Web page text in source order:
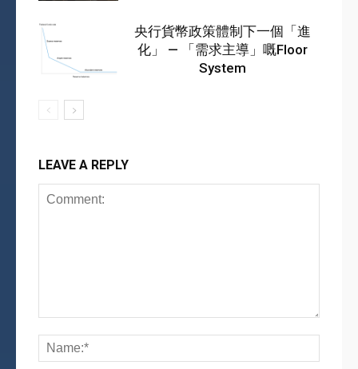
央行貨幣政策體制下一個「進
化」 — 「需求主導」嘅Floor
System
LEAVE A REPLY